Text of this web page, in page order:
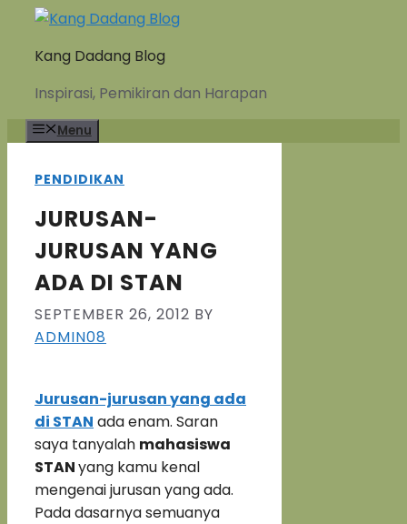
Skip
content
Kang Dadang Blog
Inspirasi, Pemikiran dan Harapan
Menu
PENDIDIKAN
JURUSAN-
JURUSAN YANG
ADA DI STAN
SEPTEMBER 26, 2012 BY
ADMIN08
Jurusan-jurusan yang ada
di STAN ada enam. Saran
saya tanyalah mahasiswa
STANyang kamu kenal
mengenai jurusan yang ada.
Pada dasarnya semuanya